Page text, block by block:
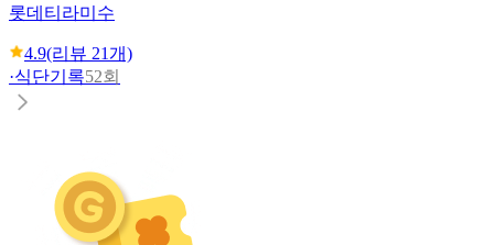
롯데 티라미수
4.9(리뷰 21개)
·식단기록52회